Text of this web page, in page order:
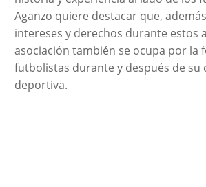
Aganzo quiere destacar que,
intereses y derechos durante estos
asociación también se ocupa por la
futbolistas durante y después de su
deportiva.